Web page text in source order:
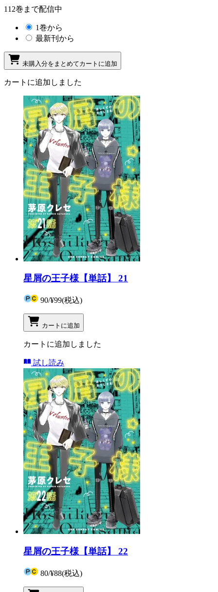
112巻まで配信中
1巻から
最新刊から
未購入分をまとめてカートに追加
カートに追加しました
星屑の王子様【単話】 21
90/¥99(税込)
カートに追加
カートに追加しました
試し読み
星屑の王子様【単話】 22
80/¥88(税込)